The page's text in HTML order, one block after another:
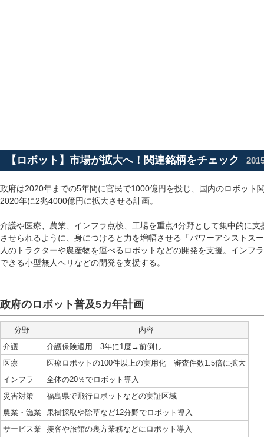
【ロボット】市場が拡大へ！関連銘柄をチェック
政府は2020年までの5年間に官民で1000億円を投じ、国内のロボット
2020年に2兆4000億円に拡大させる計画。
介護や医療、農業、インフラ点検、工場を重点4分野として集中的に
させられるように、身につけると力を増幅させる「パワーアシストス
人のトラクターや農産物を運べるロボットなどの開発を支援。インフ
できる小型無人ヘリなどの開発を支援する。
政府のロボット普及5カ年計画
分野
内容
介護
介護保険適用 3年に1度→前倒し
医療
医療ロボットの100件以上の実用化 審査件数1.5倍に拡大
インフラ
全体の20％でロボット導入
災害対策
福島県で飛行ロボットなどの実証区域
農業・漁業 果樹採取や除草など12分野でロボット導入
サービス業 接客や旅館の裏方業務などにロボット導入